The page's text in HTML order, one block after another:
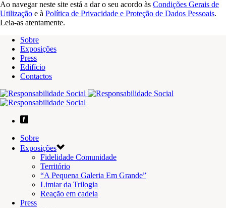
Ao navegar neste site está a dar o seu acordo às Condições Gerais de
Utilização e à Política de Privacidade e Proteção de Dados Pessoais.
Leia-as atentamente.
Sobre
Exposições
Press
Edifício
Contactos
Sobre
Exposições
Fidelidade Comunidade
Território
“A Pequena Galeria Em Grande”
Limiar da Trilogia
Reação em cadeia
Press